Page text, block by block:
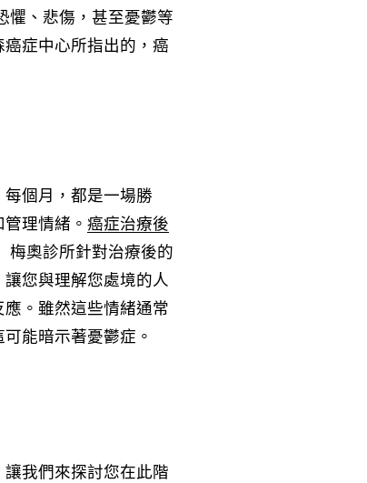
懼、悲傷，甚至憂鬱等
症中心所指出的，癌
個月，都是一場勝
管理情緒。癌症治療後
梅奧診所針對治療後的
您與理解您處境的人
。雖然這些情緒通常
可能暗示著憂鬱症。
我們來探討您在此階